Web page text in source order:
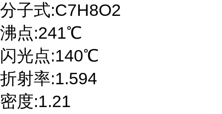
分子式:C7H8O2
沸点:241℃
闪光点:140℃
折射率:1.594
密度:1.21